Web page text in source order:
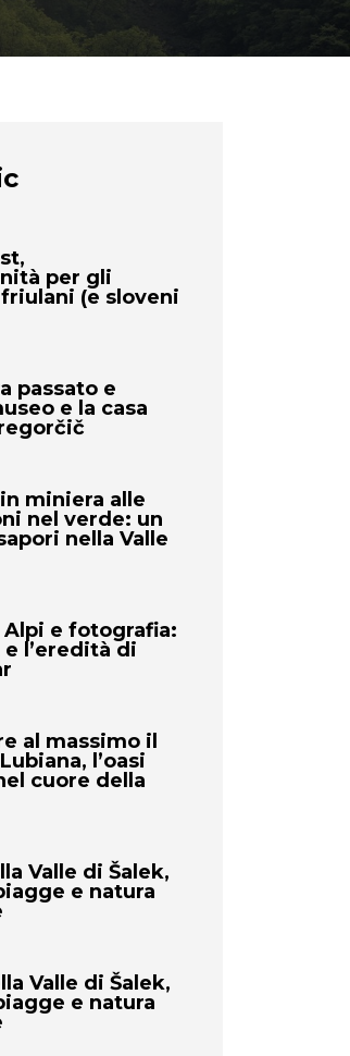
per gli
(e sloveni
passato e
e la casa
miniera alle
nel verde: un
nella Valle
Alpi e fotografia:
l’eredità di
al massimo il
l’oasi
cuore della
Valle di Šalek,
e natura
Valle di Šalek,
e natura